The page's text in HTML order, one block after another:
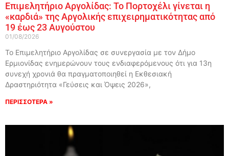
Επιμελητήριο Αργολίδας: Το Πορτοχέλι γίνεται η
«καρδιά» της Αργολικής επιχειρηματικότητας από
19 έως 23 Αυγούστου
01/08/2026
Το Επιμελητήριο Αργολίδας σε συνεργασία με τον Δήμο
Ερμιονίδας ενημερώνουν τους ενδιαφερόμενους ότι για 13η
συνεχή χρονιά θα πραγματοποιηθεί η Εκθεσιακή
Δραστηριότητα «Γεύσεις και Όψεις 2026»,
ΠΕΡΙΣΣΟΤΕΡΑ »